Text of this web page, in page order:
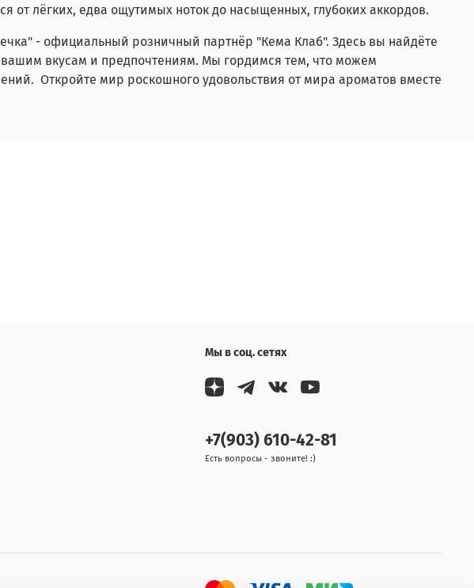
лёгких, едва ощутимых ноток до насыщенных, глубоких аккордов.
- официальный розничный партнёр "Кема Клаб". Здесь вы найдёте
вашим вкусам и предпочтениям. Мы гордимся тем, что можем
Откройте мир роскошного удовольствия от мира ароматов вместе
Мы в соц. сетях
+7(903) 610-42-81
Есть вопросы - звоните! :)